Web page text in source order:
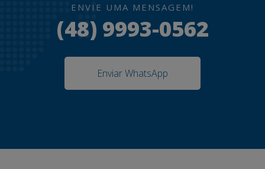
ENVIE UMA MENSAGEM!
(48) 9993-0562
Enviar WhatsApp